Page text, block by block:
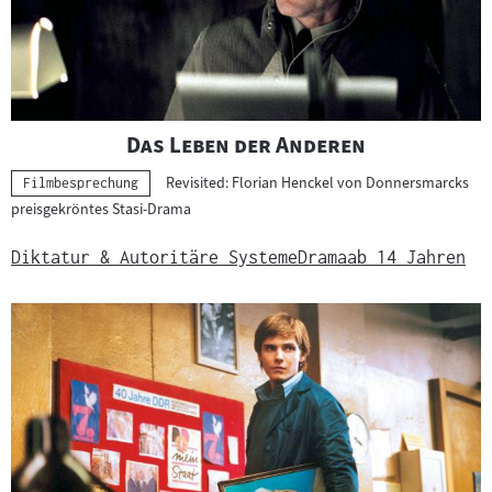
a
t
e
a
l
:
"
Das Leben der Anderen
Kategorie:
Filmbesprechung
Revisited: Florian Henckel von Donnersmarcks
preisgekröntes Stasi-Drama
Diktatur & Autoritäre SystemeDramaab 14 Jahren